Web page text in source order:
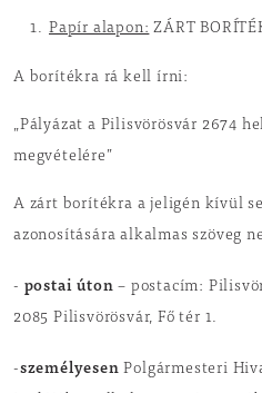
Papír alapon: ZÁRT
A borítékra rá kell írni:
„Pályázat a Pilisvörösvár 2674
megvételére”
A zárt borítékra a jeligén kívül
azonosítására alkalmas szöveg
- postai úton – postacím:
2085 Pilisvörösvár, Fő tér 1.
-személyesen Polgármesteri